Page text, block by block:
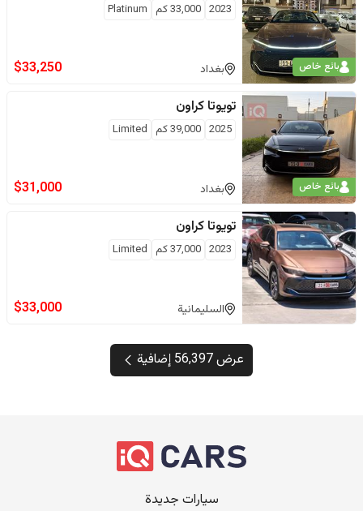
بائع خاص
2023
33,000كم Platinum
بغداد $33,250
بائع خاص
تويوتا كراون
2025
39,000كم Limited
بغداد $31,000
تويوتا كراون
2023
37,000كم Limited
السليمانية $33,000
عرض 56,397 إضافية
سيارات جديدة